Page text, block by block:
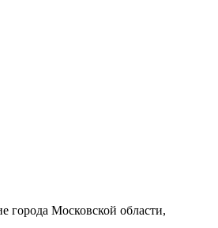
города Московской области,